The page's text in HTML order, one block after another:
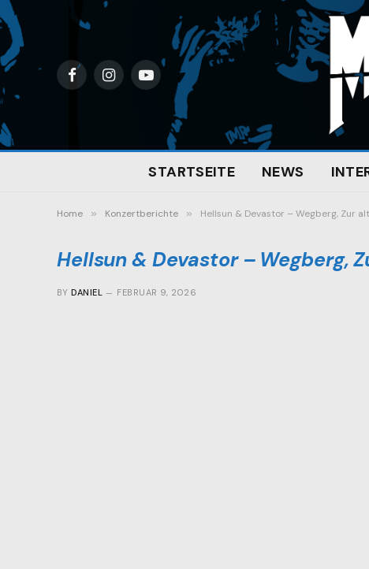
FacebookInstagramYouTube
STARTSEITE NEWS
Home » Konzertberichte » Hellsun & Devastor – Wegberg, Zur
Hellsun & Devastor – Wegberg,
BY DANIEL FEBRUAR 9, 2026